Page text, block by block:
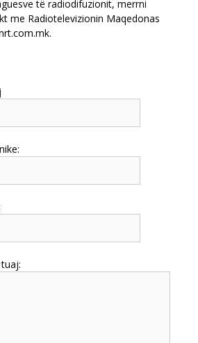
të radiodifuzionit, merrni
me Radiotelevizionin Maqedonas